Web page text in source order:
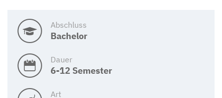
Abschluss
Bachelor
Dauer
6-12 Semester
Art